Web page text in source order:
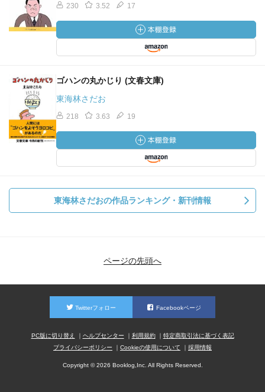
230 3.52 17
ゴハンの丸かじり (文春文庫)
東海林さだお
218 3.63 19
東海林さだおの作品ランキング・新刊情報
ページの先頭へ
Twitterフォロー Facebookページ
PC版に切り替え ヘルプセンター 利用規約
特定商取引法に基づく表記
プライバシーポリシー
Cookieの使用について 採用情報
Copyright © 2026 Booklog,Inc. All Rights Reserved.